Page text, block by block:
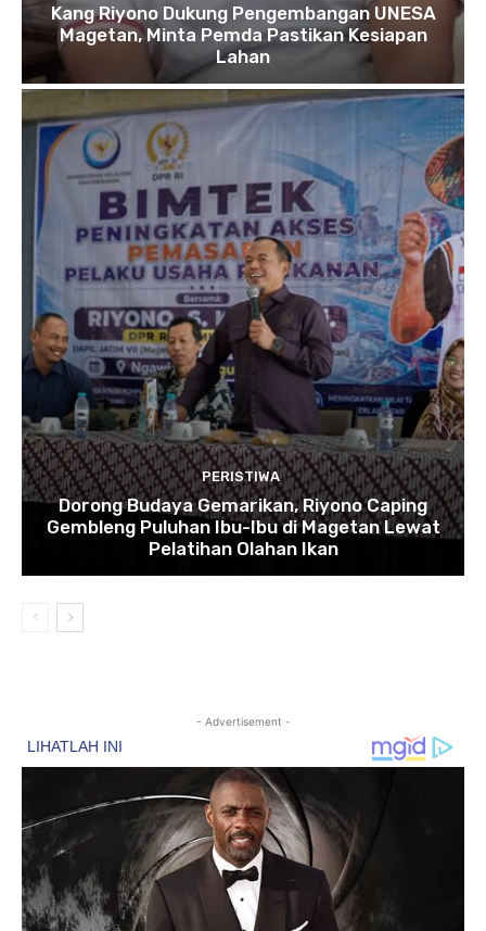
Kang Riyono Dukung Pengembangan UNESA
Magetan, Minta Pemda Pastikan Kesiapan
Lahan
PERISTIWA
Dorong Budaya Gemarikan, Riyono Caping
Gembleng Puluhan Ibu-Ibu di Magetan Lewat
Pelatihan Olahan Ikan
- Advertisement -